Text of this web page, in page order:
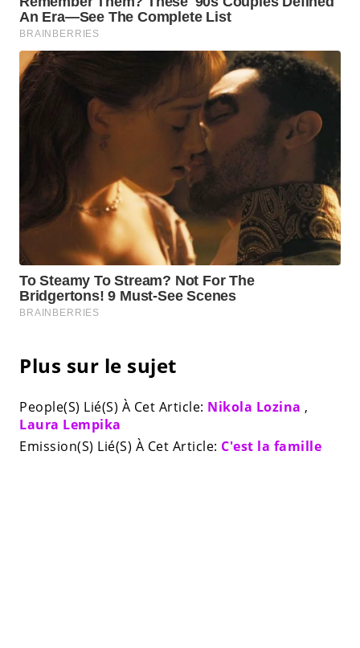
Plus sur le sujet
People(S) Lié(S) À Cet Article: Nikola Lozina ,
Laura Lempika
Emission(S) Lié(S) À Cet Article: C'est la famille